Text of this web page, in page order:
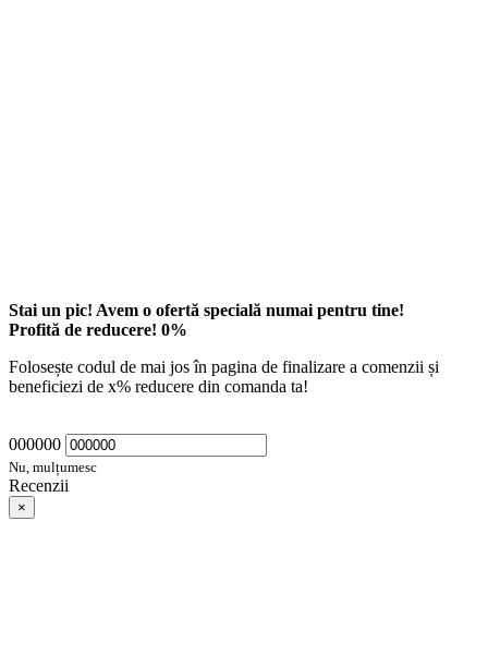
Stai un pic! Avem o ofertă specială numai pentru tine!
Profită de reducere! 0%
Folosește codul de mai jos în pagina de finalizare a comenzii și
beneficiezi de x% reducere din comanda ta!
000000
Nu, mulțumesc
Recenzii
×